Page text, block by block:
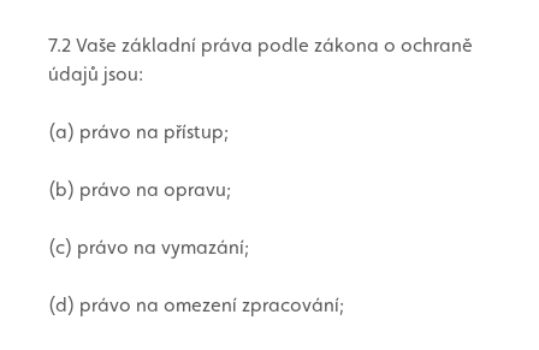
7.2 Vaše základní práva podle zákona o ochraně
údajů jsou:
(a) právo na přístup;
(b) právo na opravu;
(c) právo na vymazání;
(d) právo na omezení zpracování;